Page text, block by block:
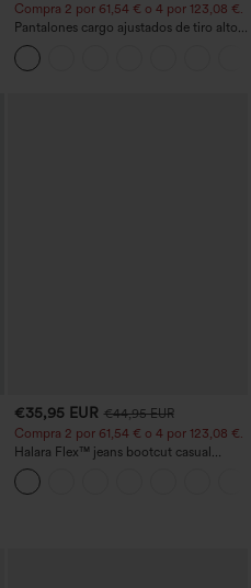
Compra 2 por 61,54 € o 4 por 123,08 €.
Pantalones cargo ajustados de tiro alto
con múltiples bolsillos y cremallera con
botones
€35,95 EUR €44,95 EUR
Compra 2 por 61,54 € o 4 por 123,08 €.
Halara Flex™ jeans bootcut casual
lavados, de talle alto y con bolsillos